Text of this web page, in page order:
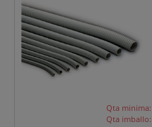
Qta minima:
Qta imballo: